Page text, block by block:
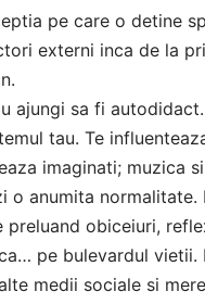
pe care o detine
externi inca de la
ajungi sa fi
tau. Te
imaginati; muzica
o anumita
obiceiuri,
pe bulevardul vietii.
medii sociale si